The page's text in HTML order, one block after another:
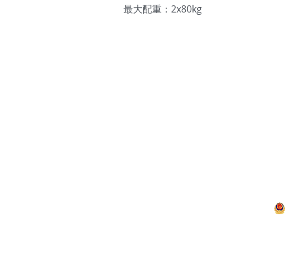
最大配重：2x80kg